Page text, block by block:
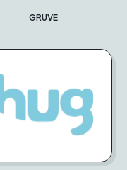
GRUVE